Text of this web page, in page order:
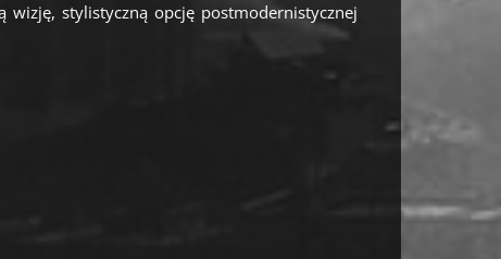
wizję, stylistyczną opcję postmodernistycznej